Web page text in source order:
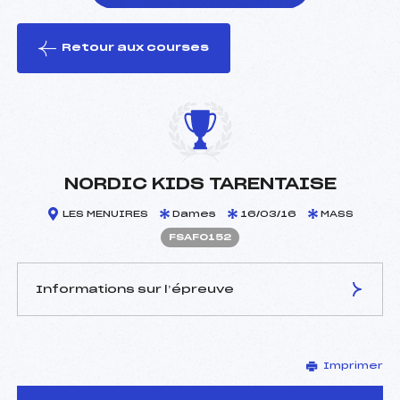
le ski
Retour aux courses
NORDIC KIDS TARENTAISE
LES MENUIRES Dames 16/03/16 MASS
FSAF0152
Informations sur l’épreuve
PLAISANCE FABRICE (SA)
D.T Adjoint :
–
Imprimer